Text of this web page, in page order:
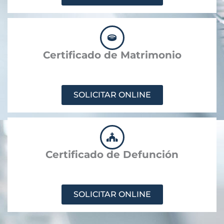
Certificado de Matrimonio
SOLICITAR ONLINE
Certificado de Defunción
SOLICITAR ONLINE